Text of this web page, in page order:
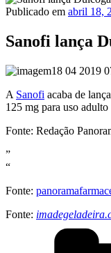
Publicado em abril 18,
Sanofi lança
A Sanofi acaba de
125 mg para uso
Fonte: Redação
”
“
Fonte:
Fonte: